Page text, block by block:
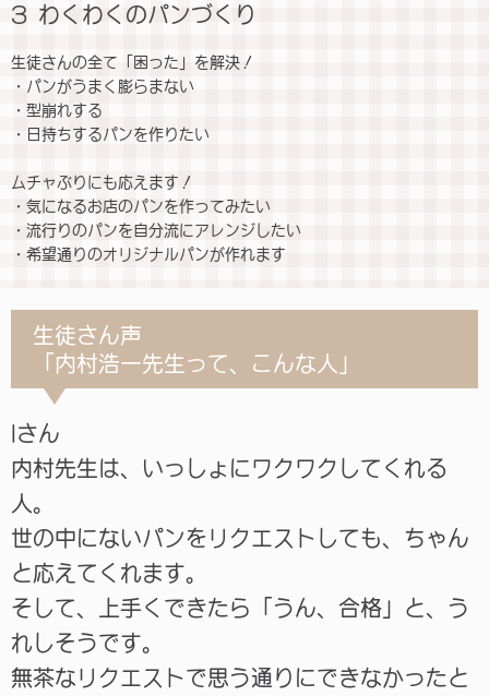
3 わくわくのパンづくり
生徒さんの全て「困った」を解決！
・パンがうまく膨らまない
・型崩れする
・日持ちするパンを作りたい
ムチャぶりにも応えます！
・気になるお店のパンを作ってみたい
・流行りのパンを自分流にアレンジしたい
・希望通りのオリジナルパンが作れます
生徒さん声
「内村浩一先生って、こんな人」
Iさん
内村先生は、いっしょにワクワクしてくれる
人。
世の中にないパンをリクエストしても、ちゃん
と応えてくれます。
そして、上手くできたら「うん、合格」と、う
れしそうです。
無茶なリクエストで思う通りにできなかったと